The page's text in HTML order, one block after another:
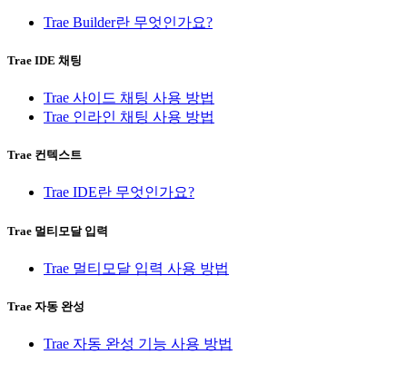
Trae Builder란 무엇인가요?
Trae IDE 채팅
Trae 사이드 채팅 사용 방법
Trae 인라인 채팅 사용 방법
Trae 컨텍스트
Trae IDE란 무엇인가요?
Trae 멀티모달 입력
Trae 멀티모달 입력 사용 방법
Trae 자동 완성
Trae 자동 완성 기능 사용 방법